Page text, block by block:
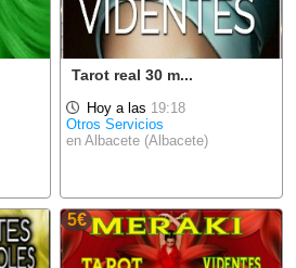
Tarot real 30 m...
Hoy a las 19:18
Otros Servicios
en Albacete (Albacete)
5€